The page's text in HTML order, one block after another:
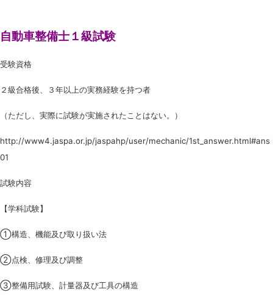
自動車整備士１級試験
受験資格
２級合格後、３年以上の実務経験を持つ者
（ただし、実際に試験が実施されたことはない。）
http://www4.jaspa.or.jp/jaspahp/user/mechanic/1st_answer.html#ans
01
試験内容
【学科試験】
①構造、機能及び取り扱い法
②点検、修理及び調整
③整備用試験、計量器及び工具の構造